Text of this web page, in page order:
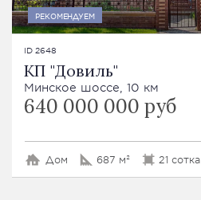
РЕКОМЕНДУЕМ
ID 2648
КП "Довиль"
Минское шоссе, 10 км
640 000 000 руб
Дом 687 м² 21 сотка